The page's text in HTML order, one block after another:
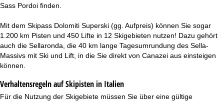
Sass Pordoi finden.
Mit dem Skipass Dolomiti Superski (gg. Aufpreis) können Sie sogar
1.200 km Pisten und 450 Lifte in 12 Skigebieten nutzen! Dazu gehört
auch die Sellaronda, die 40 km lange Tagesumrundung des Sella-
Massivs mit Ski und Lift, in die Sie direkt von Canazei aus einsteigen
können.
Verhaltensregeln auf Skipisten in Italien
Für die Nutzung der Skigebiete müssen Sie über eine gültige